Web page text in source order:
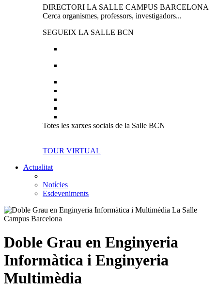
DIRECTORI LA SALLE CAMPUS BARCELONA
Cerca organismes, professors, investigadors...
SEGUEIX LA SALLE BCN
Totes les xarxes socials de la Salle BCN
TOUR VIRTUAL
Actualitat
Notícies
Esdeveniments
Doble Grau en Enginyeria
Informàtica i Enginyeria
Multimèdia